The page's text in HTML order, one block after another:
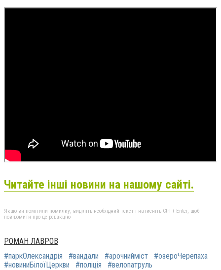
Читайте інші новини на нашому сайті.
Якщо ви помітили помилку, виділіть необхідний текст і натисніть Ctrl + Enter, щоб
повідомити про це редакцію
РОМАН ЛАВРОВ
#паркОлександрія
#вандали #арочнийміст
#озероЧерепаха
#новиниБілоїЦеркви
#поліція #велопатруль